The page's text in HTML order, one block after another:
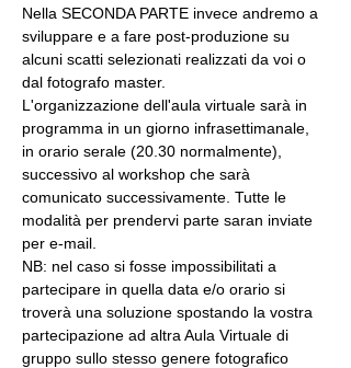
Nella SECONDA PARTE invece andremo a
sviluppare e a fare post-produzione su
alcuni scatti selezionati realizzati da voi o
dal fotografo master.
L'organizzazione dell'aula virtuale sarà in
programma in un giorno infrasettimanale,
in orario serale (20.30 normalmente),
successivo al workshop che sarà
comunicato successivamente. Tutte le
modalità per prendervi parte saran inviate
per e-mail.
NB: nel caso si fosse impossibilitati a
partecipare in quella data e/o orario si
troverà una soluzione spostando la vostra
partecipazione ad altra Aula Virtuale di
gruppo sullo stesso genere fotografico